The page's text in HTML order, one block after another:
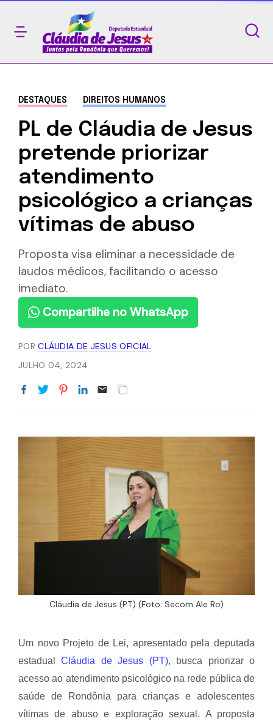
DESTAQUES DIREITOS HUMANOS
PL de Cláudia de Jesus
pretende priorizar
atendimento
psicológico a crianças
vítimas de abuso
Proposta visa eliminar a necessidade de
laudos médicos, facilitando o acesso
imediato.
Compartilhe no WhatsApp
PORCLÁUDIA DE JESUS OFICIAL
JULHO 04, 2024
Cláudia de Jesus (PT) (Foto: Secom Ale Ro)
Um novo Projeto de Lei, apresentado pela deputada
estadualCláudia de Jesus (PT), busca priorizar o
acesso ao atendimento psicológico na rede pública de
saúde de Rondônia para crianças e adolescentes
vítimas de abuso e exploração sexual. A proposta